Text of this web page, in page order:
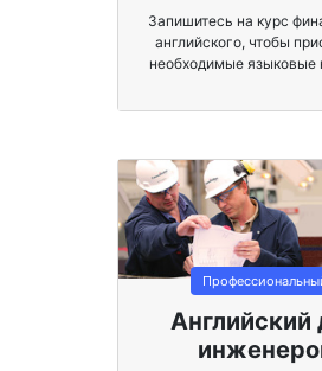
Запишитесь на курс
английского, чтобы
необходимые языковые
поднять свою карьеру
уровень.
Английский